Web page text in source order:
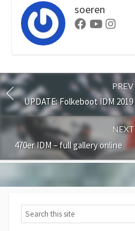
soeren
Facebook
Youtube
UPDATE: Folkeboot IDM 2019
470er IDM – full gallery online
Search